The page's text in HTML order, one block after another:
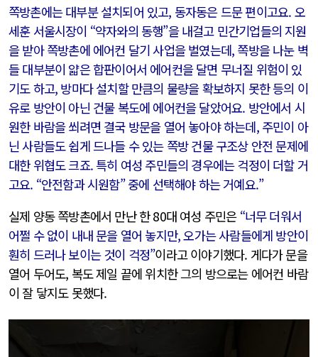
쪽방촌에는 대부분 설치되어 있고, 동자동은 드문 편이고요. 오
세훈 서울시장이 “약자와의 동행”을 내걸고 민간기업들의 지원
을 받아 쪽방촌에 에어컨 달기 사업을 벌였는데, 쪽방을 나눈 벽
들 대부분이 얇은 합판이어서 에어컨을 달면 무너질 위험이 있
기도 하고, 방마다 설치할 만큼의 물량을 확보하지 못한 등의 이
유로 방안이 아닌 건물 복도에 에어컨을 달았어요. 방안에서 시
원한 바람을 쐬려면 결국 방문을 열어 놓아야 하는데, 주민이 아
닌 사람들도 쉽게 드나들 수 있는 쪽방 건물 구조상 안전 문제에
대한 위협도 크죠. 특히 여성 주민들의 경우에는 걱정이 더할 거
고요. “안전함과 시원함” 중에 선택해야 하는 거예요.”
실제 양동 쪽방촌에서 만난 한 80대 여성 주민은 “너무 더워서
어쩔 수 없이 내내 문을 열어 놓지만, 오가는 사람들에게 방안이
훤히 드러나 보이는 것이 걱정”이라고 이야기했다. 게다가 문을
열어 두어도, 복도 제일 끝에 위치한 그의 방으로는 에어컨 바람
이 잘 닿지도 못했다.